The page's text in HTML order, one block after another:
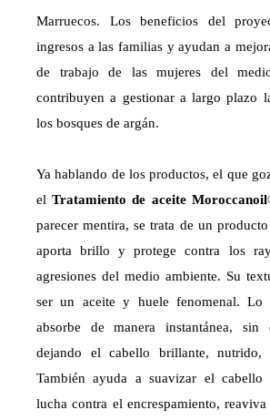
Marruecos. Los beneficios del
ingresos a las familias y ayudan a
de trabajo de las mujeres del
contribuyen a gestionar a largo plazo
los bosques de argán.
Ya hablando de los productos, el que
elTratamiento de aceite Moroccanoil
parecer mentira, se trata de un
aporta brillo y protege contra los
agresiones del medio ambiente. Su
ser un aceite y huele fenomenal. Lo
absorbe de manera instantánea,
dejando el cabello brillante, nutrido,
También ayuda a suavizar el cabello
lucha contra el encrespamiento,